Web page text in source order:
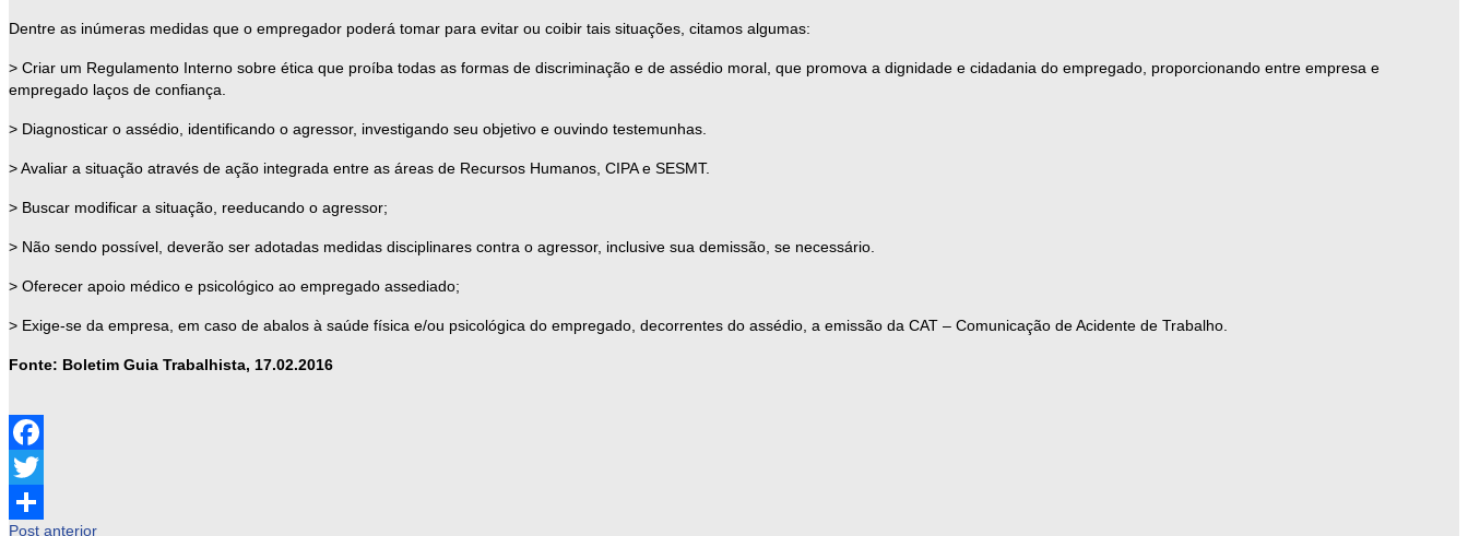
Dentre as inúmeras medidas que o empregador poderá tomar para evitar ou coibir tais situações, citamos algumas:
> Criar um Regulamento Interno sobre ética que proíba todas as formas de discriminação e de assédio moral, que promova a dignidade e cidadania do empregado, proporcionando entre empresa e
empregado laços de confiança.
> Diagnosticar o assédio, identificando o agressor, investigando seu objetivo e ouvindo testemunhas.
> Avaliar a situação através de ação integrada entre as áreas de Recursos Humanos, CIPA e SESMT.
> Buscar modificar a situação, reeducando o agressor;
> Não sendo possível, deverão ser adotadas medidas disciplinares contra o agressor, inclusive sua demissão, se necessário.
> Oferecer apoio médico e psicológico ao empregado assediado;
> Exige-se da empresa, em caso de abalos à saúde física e/ou psicológica do empregado, decorrentes do assédio, a emissão da CAT – Comunicação de Acidente de Trabalho.
Fonte: Boletim Guia Trabalhista, 17.02.2016
Facebook
Twitter
Post anterior